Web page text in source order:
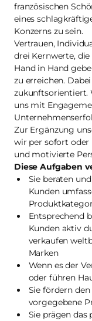
französischen
eines
Konzerns zu sein.
Vertrauen,
drei Kernwerte,
Hand in Hand
zu erreichen.
zukunftsorientiert.
uns mit
Zur Ergänzung
wir per sofort oder
und motivierte
Diese Aufgaben
Sie beraten
Kunden
Entsprechend
Kunden aktiv
verkaufen
Marken
Wenn es der
oder führen
Sie fördern
vorgegebene
Sie prägen